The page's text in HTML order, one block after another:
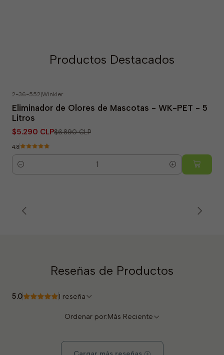
Productos Destacados
2-36-552|Winkler
Eliminador de Olores de Mascotas - WK-PET - 5
Litros
$5.290 CLP$6.890 CLP
4.8
Cantidad
Reseñas de Productos
5.0 1 reseña
Ordenar por:Más Reciente